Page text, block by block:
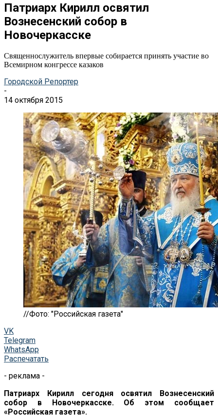
Патриарх Кирилл освятил
Вознесенский собор в
Новочеркасске
Священнослужитель впервые собирается принять участие во
Всемирном конгрессе казаков
Городской Репортер
-
14 октября 2015
//Фото: "Российская газета"
VK
Telegram
WhatsApp
Распечатать
- реклама -
Патриарх Кирилл сегодня освятил Вознесенский
собор в Новочеркасске. Об этом сообщает
«Российская газета».